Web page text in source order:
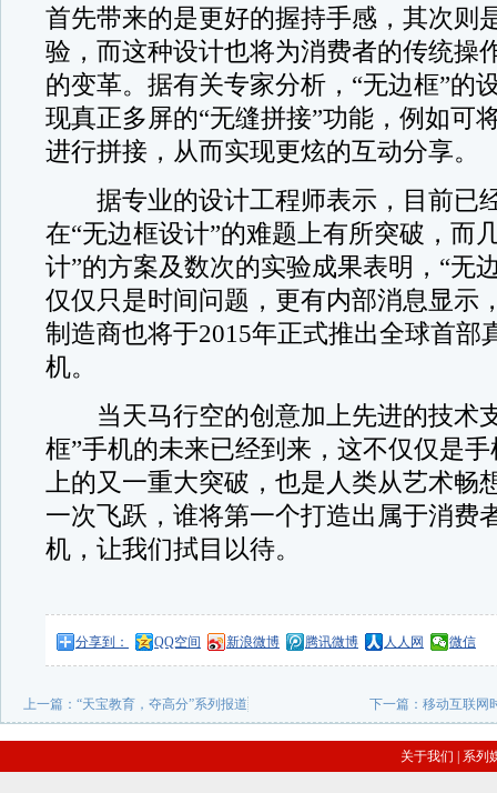
首先带来的是更好的握持手感，其次则
验，而这种设计也将为消费者的传统操
的变革。据有关专家分析，“无边框”的
现真正多屏的“无缝拼接”功能，例如可
进行拼接，从而实现更炫的互动分享。
据专业的设计工程师表示，目前已
在“无边框设计”的难题上有所突破，而
计”的方案及数次的实验成果表明，“无
仅仅只是时间问题，更有内部消息显示
制造商也将于2015年正式推出全球首部
机。
当天马行空的创意加上先进的技术
框”手机的未来已经到来，这不仅仅是
上的又一重大突破，也是人类从艺术畅
一次飞跃，谁将第一个打造出属于消费
机，让我们拭目以待。
分享到： QQ空间 新浪微博 腾讯微博 人人网 微信
上一篇： “天宝教育，夺高分”系列报道 下一篇：移动互联网
关于我们 系列